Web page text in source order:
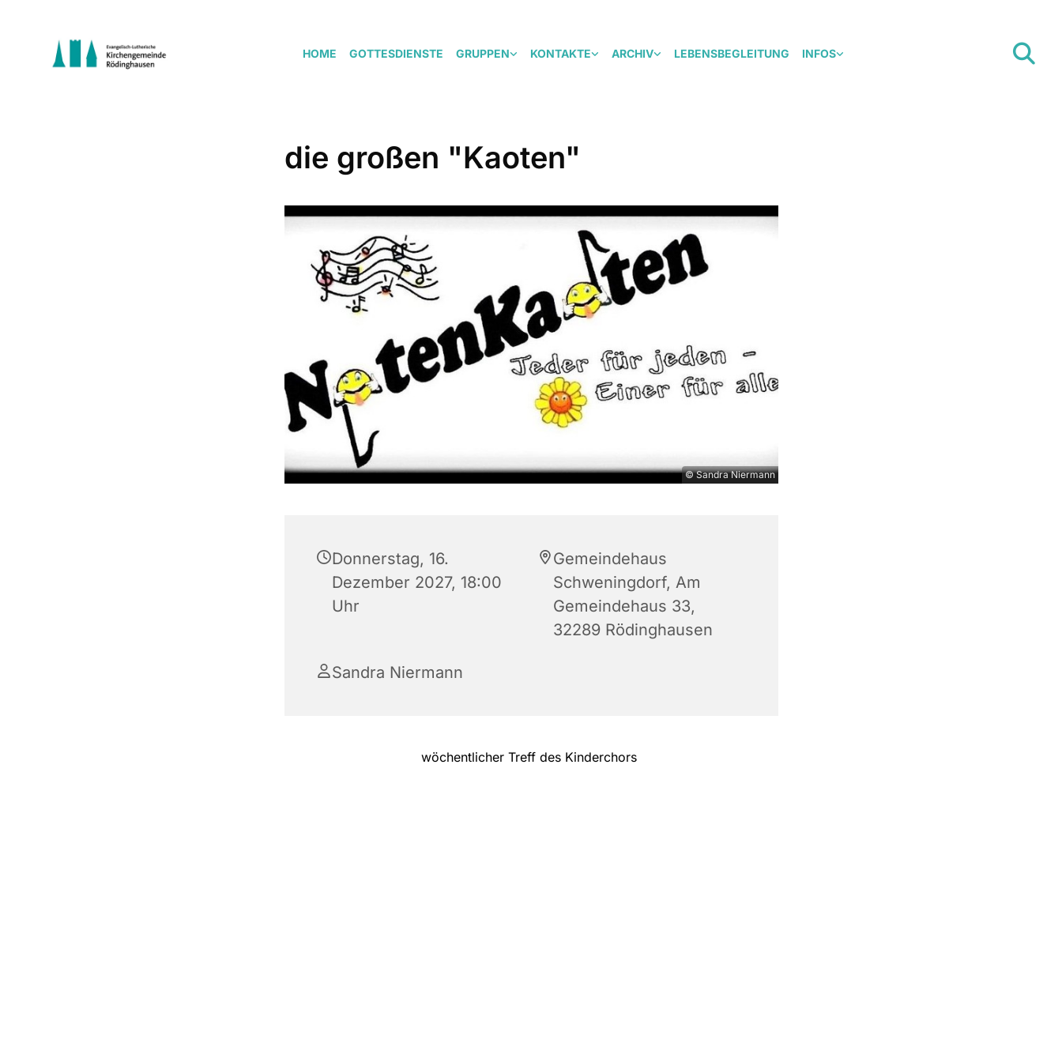
HOME GOTTESDIENSTE GRUPPEN KONTAKTE ARCHIV LEBENSBEGLEITUNG INFOS
die großen "Kaoten"
© Sandra Niermann
Donnerstag, 16.
Dezember 2027, 18:00
Uhr
Gemeindehaus
Schweningdorf, Am
Gemeindehaus 33,
32289 Rödinghausen
Sandra Niermann
wöchentlicher Treff des Kinderchors